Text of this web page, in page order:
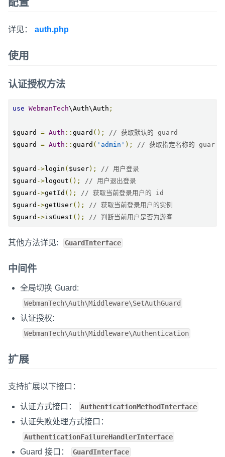
配置
详见： auth.php
使用
认证授权方法
use WebmanTech\Auth\Auth ;
$guard = Auth :: guard ();
// 获取默认的 guard
$guard = Auth :: guard ( 'admin' ); // 获取指定名称的 guard
$guard ->login ( $user);
// 用户登录
$guard ->logout ();
// 用户退出登录
$guard ->getId ();
// 获取当前登录用户的 id
$guard ->getUser();
// 获取当前登录用户的实例
$guard ->isGuest (); // 判断当前用户是否为游客
其他方法详见: GuardInterface
中间件
全局切换 Guard:
WebmanTech\Auth\Middleware\SetAuthGuard
认证授权:
WebmanTech\Auth\Middleware\Authentication
扩展
支持扩展以下接口：
认证方式接口： AuthenticationMethodInterface
认证失败处理方式接口：
AuthenticationFailureHandlerInterface
Guard 接口： GuardInterface